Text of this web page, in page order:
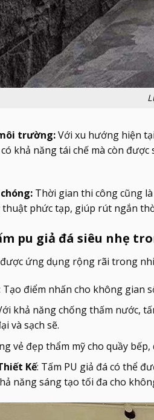
trường:Với xu hướng hiện
khả năng tái chế mà còn
Thời gian thi công cũng
thuật phức tạp, giúp rút ngắn
pu giả đá siêu nhẹ
ứng dụng rộng rãi trong
Tạo điểm nhấn cho không gian
khả năng chống thấm nước,
và sạch sẽ.
vẻ đẹp thẩm mỹ cho quầy
Kế: Tấm PU giả đá có thể
năng sáng tạo tối đa cho